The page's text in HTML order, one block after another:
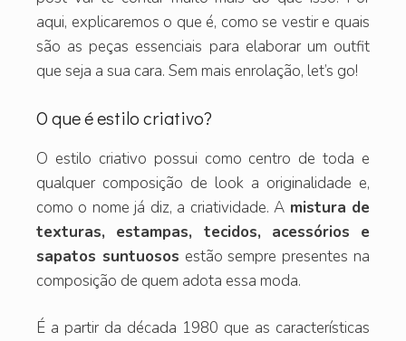
aqui, explicaremos o que é, como se vestir e quais
são as peças essenciais para elaborar um outfit
que seja a sua cara. Sem mais enrolação, let’s go!
O que é estilo criativo?
O estilo criativo possui como centro de toda e
qualquer composição de look a originalidade e,
como o nome já diz, a criatividade. A mistura de
texturas, estampas, tecidos, acessórios e
sapatos suntuosos estão sempre presentes na
composição de quem adota essa moda.
É a partir da década 1980 que as características